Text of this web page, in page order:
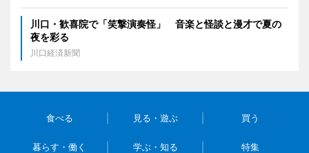
川口・歓喜院で「笑撃演奏怪」 音楽と怪談と漫才で夏の
夜を彩る
川口経済新聞
食べる 見る・遊ぶ 買う
暮らす・働く 学ぶ・知る 特集